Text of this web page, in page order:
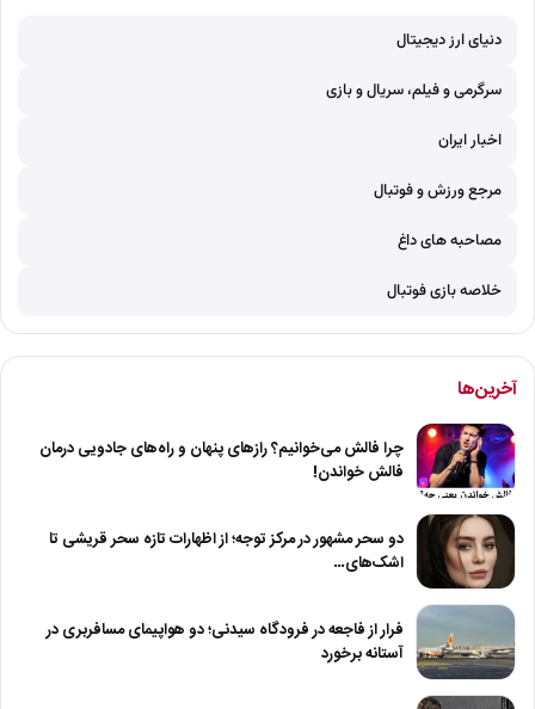
دنیای ارز دیجیتال
سرگرمی و فیلم، سریال و بازی
اخبار ایران
مرجع ورزش و فوتبال
مصاحبه های داغ
خلاصه بازی فوتبال
آخرین‌ها
چرا فالش می‌خوانیم؟ رازهای پنهان و راه‌های جادویی درمان
فالش خواندن!
دو سحر مشهور در مرکز توجه؛ از اظهارات تازه سحر قریشی تا
اشک‌های…
فرار از فاجعه در فرودگاه سیدنی؛ دو هواپیمای مسافربری در
آستانه برخورد